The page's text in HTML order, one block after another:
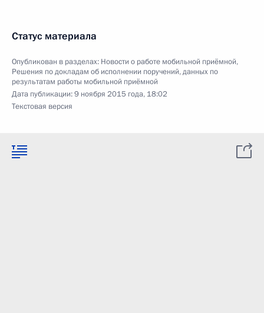
Статус материала
Опубликован в разделах: Новости о работе мобильной приёмной,
Решения по докладам об исполнении поручений, данных по
результатам работы мобильной приёмной
Дата публикации:9 ноября 2015 года, 18:02
Текстовая версия